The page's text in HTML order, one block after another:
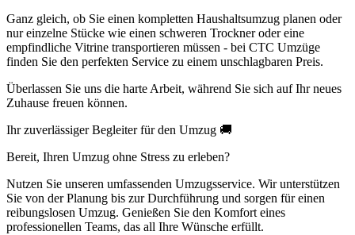
Ganz gleich, ob Sie einen kompletten Haushaltsumzug planen oder
nur einzelne Stücke wie einen schweren Trockner oder eine
empfindliche Vitrine transportieren müssen - bei CTC Umzüge
finden Sie den perfekten Service zu einem unschlagbaren Preis.
Überlassen Sie uns die harte Arbeit, während Sie sich auf Ihr neues
Zuhause freuen können.
Ihr zuverlässiger Begleiter für den Umzug 🚚
Bereit, Ihren Umzug ohne Stress zu erleben?
Nutzen Sie unseren umfassenden Umzugsservice. Wir unterstützen
Sie von der Planung bis zur Durchführung und sorgen für einen
reibungslosen Umzug. Genießen Sie den Komfort eines
professionellen Teams, das all Ihre Wünsche erfüllt.